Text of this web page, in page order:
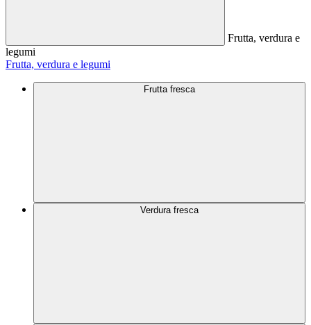
Frutta, verdura e
legumi
Frutta, verdura e legumi
Frutta fresca
Verdura fresca